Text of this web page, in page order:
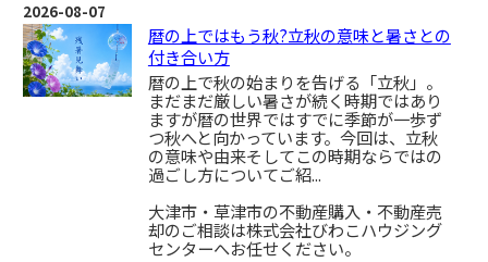
2026-08-07
暦の上ではもう秋?立秋の意味と暑さとの
付き合い方
暦の上で秋の始まりを告げる「立秋」。
まだまだ厳しい暑さが続く時期ではあり
ますが暦の世界ではすでに季節が一歩ず
つ秋へと向かっています。今回は、立秋
の意味や由来そしてこの時期ならではの
過ごし方についてご紹...
大津市・草津市の不動産購入・不動産売
却のご相談は株式会社びわこハウジング
センターへお任せください。